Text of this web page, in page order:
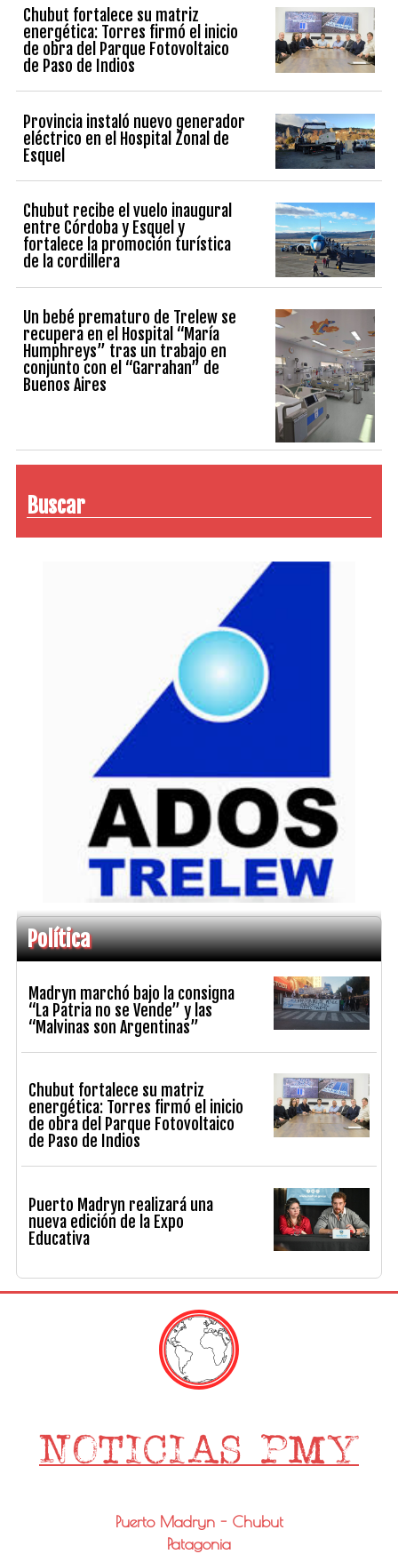
Chubut fortalece su matriz
energética: Torres firmó el inicio
de obra del Parque Fotovoltaico
de Paso de Indios
Provincia instaló nuevo generador
eléctrico en el Hospital Zonal de
Esquel
Chubut recibe el vuelo inaugural
entre Córdoba y Esquel y
fortalece la promoción turística
de la cordillera
Un bebé prematuro de Trelew se
recupera en el Hospital “María
Humphreys” tras un trabajo en
conjunto con el “Garrahan” de
Buenos Aires
Buscar
Política
Madryn marchó bajo la consigna
“La Patria no se Vende” y las
“Malvinas son Argentinas”
Chubut fortalece su matriz
energética: Torres firmó el inicio
de obra del Parque Fotovoltaico
de Paso de Indios
Puerto Madryn realizará una
nueva edición de la Expo
Educativa
Puerto Madryn - Chubut
Patagonia